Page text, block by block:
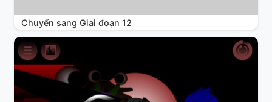
Chuyển sang Giai đoạn 12